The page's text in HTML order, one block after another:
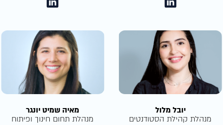
יובל מלול
מנהלת קהילת הסטודנטים
מאיה שמיט יונגר
מנהלת תחום חינוך ופיתוח